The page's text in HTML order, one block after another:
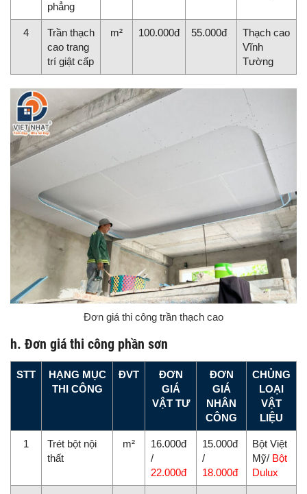
phẳng
4
Trần thạch
cao trang
trí giật cấp
m² 100.000đ 55.000đ
Thạch cao
Vĩnh
Tường
Đơn giá thi công trần thạch cao
h. Đơn giá thi công phần sơn
STT
HẠNG MỤC
THI CÔNG
ĐVT
ĐƠN
GIÁ
VẬT TƯ
ĐƠN
GIÁ
NHÂN
CÔNG
CHỦNG
LOẠI
VẬT
LIỆU
1
Trét bột nội
thất
m²
16.000đ
/
22.000đ
15.000đ
/
18.000đ
Bột Việt
Mỹ/ Bột
Dulux